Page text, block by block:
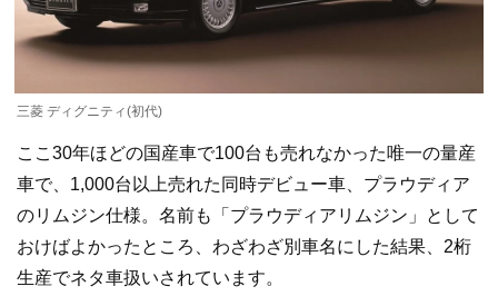
三菱 ディグニティ(初代)
ここ30年ほどの国産車で100台も売れなかった唯一の量産
車で、1,000台以上売れた同時デビュー車、プラウディア
のリムジン仕様。名前も「プラウディアリムジン」として
おけばよかったところ、わざわざ別車名にした結果、2桁
生産でネタ車扱いされています。